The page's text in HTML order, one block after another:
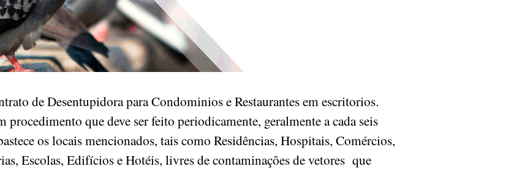
de Desentupidora para Condominios e Restaurantes em escritorios.
procedimento que deve ser feito periodicamente, geralmente a cada seis
os locais mencionados, tais como Residências, Hospitais, Comércios,
Escolas, Edifícios e Hotéis, livres de contaminações de vetores que